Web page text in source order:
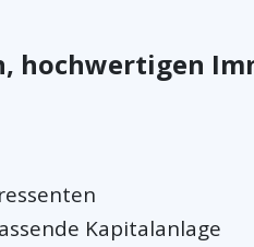
hochwertigen
Kapitalanlage